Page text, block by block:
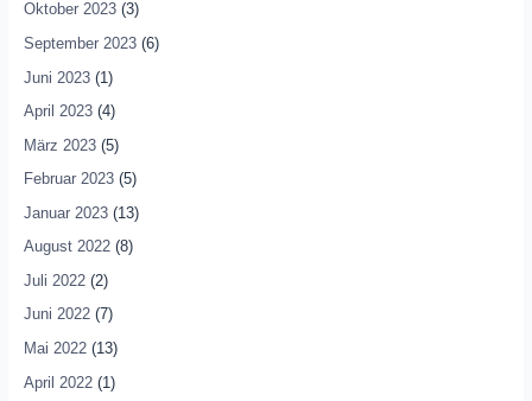
Oktober 2023(3)
September 2023(6)
Juni 2023(1)
April 2023(4)
März 2023(5)
Februar 2023(5)
Januar 2023(13)
August 2022(8)
Juli 2022(2)
Juni 2022(7)
Mai 2022(13)
April 2022(1)